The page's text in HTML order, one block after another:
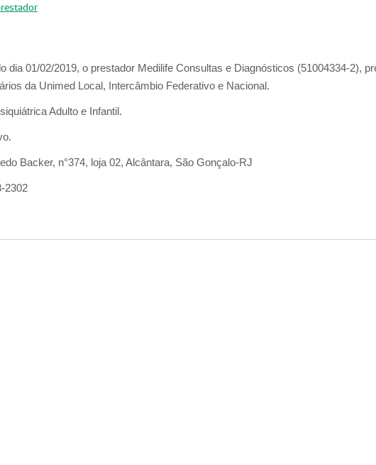
dia 01/02/2019, o prestador Medilife Consultas e Diagnósticos (51004334-2),
da Unimed Local, Intercâmbio Federativo e Nacional.
Adulto e Infantil.
Backer, n°374, loja 02, Alcântara, São Gonçalo-RJ
2302